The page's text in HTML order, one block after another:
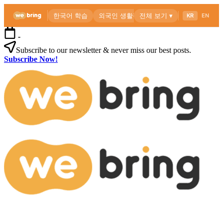
본
문
으
로
너
뛰
기
-
Subscribe to our newsletter & never miss our best posts.
Subscribe Now!
국
인
을
위